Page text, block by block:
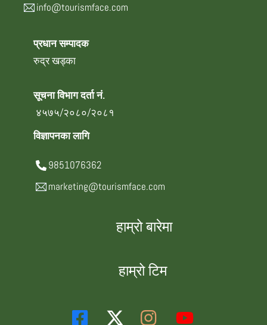
info@tourismface.com
प्रधान सम्पादक
रुद्र खड्का
सूचना विभाग दर्ता नं.
४५७५/२०८०/२०८१
विज्ञापनका लागि
9851076362
marketing@tourismface.com
हाम्रो बारेमा
हाम्रो टिम